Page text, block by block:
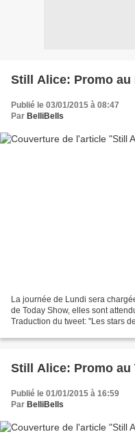
Still Alice: Promo au
Publié le 03/01/2015 à 08:47
Par BelliBells
La journée de Lundi sera
de Today Show, elles sont
Traduction du tweet: "Les stars
Still Alice: Promo au
Publié le 01/01/2015 à 16:59
Par BelliBells